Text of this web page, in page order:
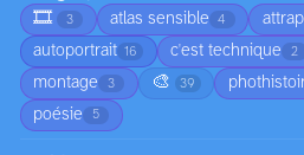
🎞️
3 atlas sensible 4
autoportrait 16 c'est technique 2
montage 3 🎨 39
poésie 5